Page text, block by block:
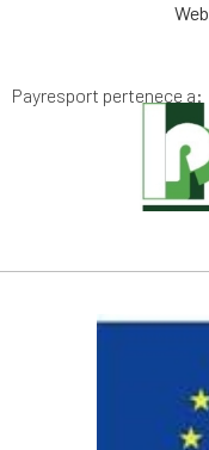
Web
Payresport pertenece a: